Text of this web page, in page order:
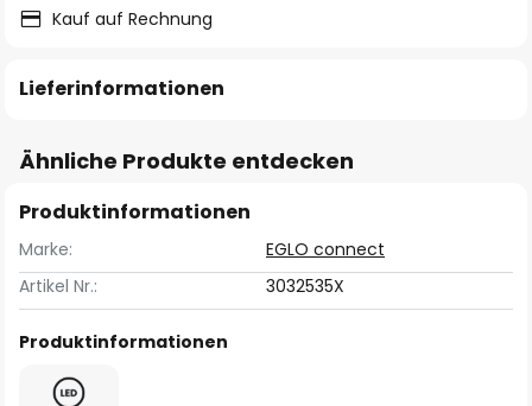
Kauf auf Rechnung
Lieferinformationen
Ähnliche Produkte entdecken
Produktinformationen
Marke:
EGLO connect
Artikel Nr.:
3032535X
Produktinformationen